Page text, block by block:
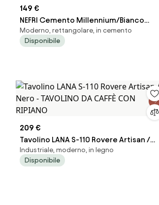
149 €
NEFRI Cemento Millennium/Bianco
Opaco - MODERNO TAVOLINO DA
SOGGIORNO SALOTTO CON RIPIANO E
Moderno, rettangolare, in cemento
Disponibile
209 €
Tavolino LANA S-110 Rovere Artisan /
Nero - TAVOLINO DA CAFFÈ CON RIPIANO
Industriale, moderno, in legno
Disponibile